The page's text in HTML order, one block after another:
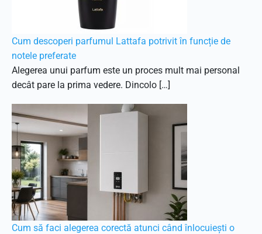
Cum descoperi parfumul Lattafa potrivit în funcție de
notele preferate
Alegerea unui parfum este un proces mult mai personal
decât pare la prima vedere. Dincolo […]
Cum să faci alegerea corectă atunci când înlocuiești o